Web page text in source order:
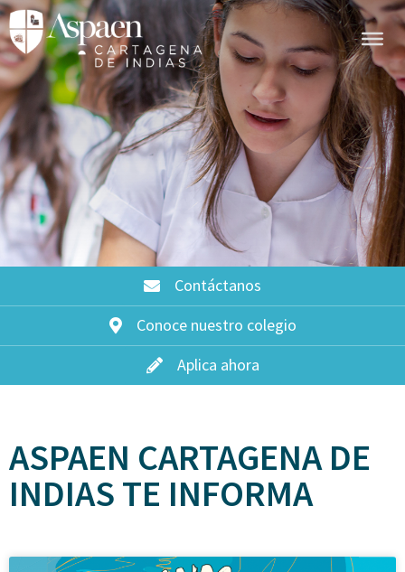
Contáctanos
Conoce nuestro colegio
Aplica ahora
ASPAEN CARTAGENA DE
INDIAS TE INFORMA